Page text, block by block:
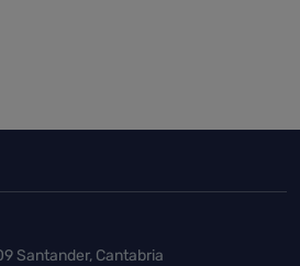
página
Santander, Cantabria